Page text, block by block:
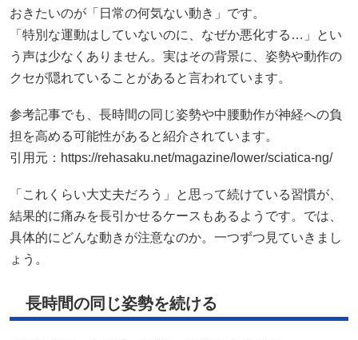
おきたいのが「日常の何気ない動き」です。
「特別な運動はしていないのに、なぜか悪化する…」とい
う声は少なくありません。実はその背景に、姿勢や動作の
クセが隠れていることがあると言われています。
参考記事でも、長時間の同じ姿勢や中腰動作が神経への負
担を高める可能性があると紹介されています。
引用元： https://rehasaku.net/magazine/lower/sciatica-ng/
「これくらい大丈夫だろう」と思って続けている習慣が、
結果的に痛みを長引かせるケースもあるようです。では、
具体的にどんな動きが注意なのか。一つずつ見ていきまし
ょう。
長時間の同じ姿勢を続ける